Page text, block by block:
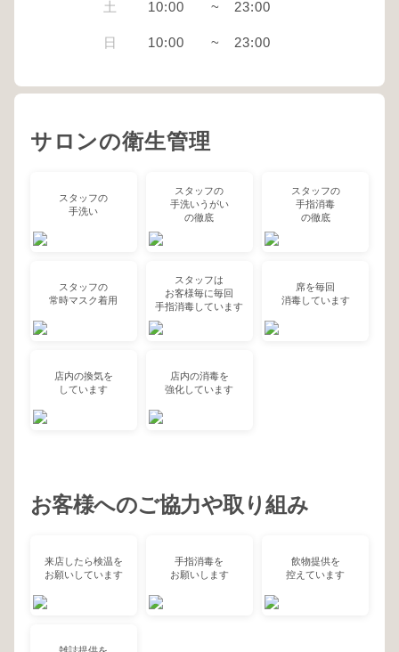
土 10:00 ~ 23:00
日 10:00 ~ 23:00
サロンの衛生管理
スタッフの
手洗い
スタッフの
手洗いうがい
の徹底
スタッフの
手指消毒
の徹底
スタッフの
常時マスク着用
スタッフは
お客様毎に毎回
手指消毒しています
席を毎回
消毒しています
店内の換気を
しています
店内の消毒を
強化しています
お客様へのご協力や取り組み
来店したら検温を
お願いしています
手指消毒を
お願いします
飲物提供を
控えています